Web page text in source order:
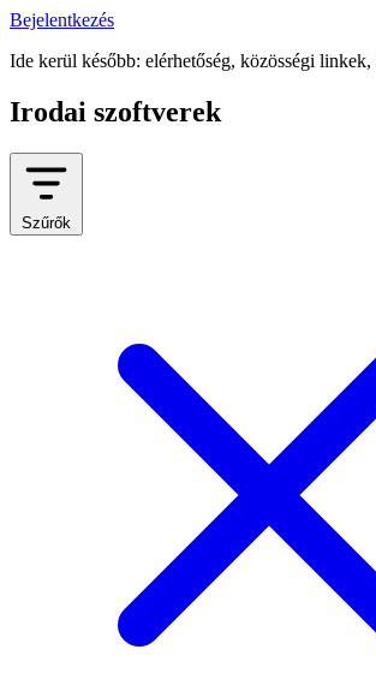
Bejelentkezés
Ide kerül később: elérhetőség, közösségi
Irodai szoftverek
Szűrők